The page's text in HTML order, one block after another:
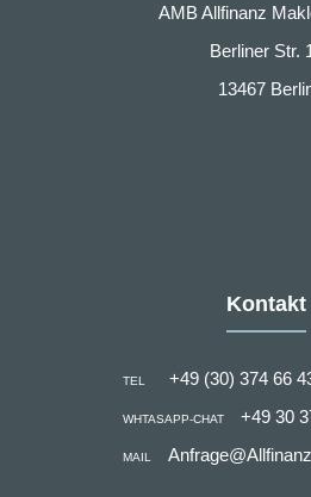
AMB Allfinanz
Berliner Str.
13467
Kontakt
TEL +49 (30) 374 66
WHTASAPP-CHAT +49 30
MAIL